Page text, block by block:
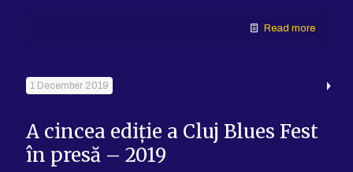
Read more
1 December 2019
A cincea ediție a Cluj Blues Fest
în presă – 2019